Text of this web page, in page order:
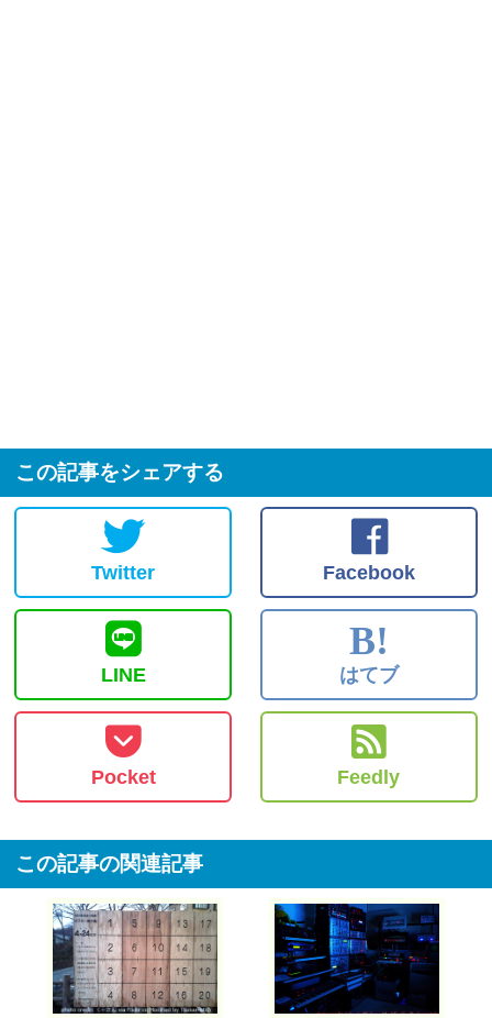
この記事をシェアする
Twitter Facebook
LINE
B!
はてブ
Pocket Feedly
この記事の関連記事